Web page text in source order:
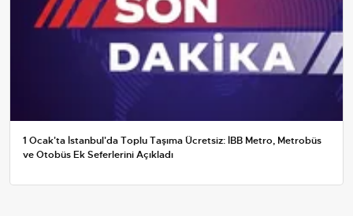
1 Ocak'ta İstanbul'da Toplu Taşıma Ücretsiz: İBB Metro, Metrobüs
ve Otobüs Ek Seferlerini Açıkladı